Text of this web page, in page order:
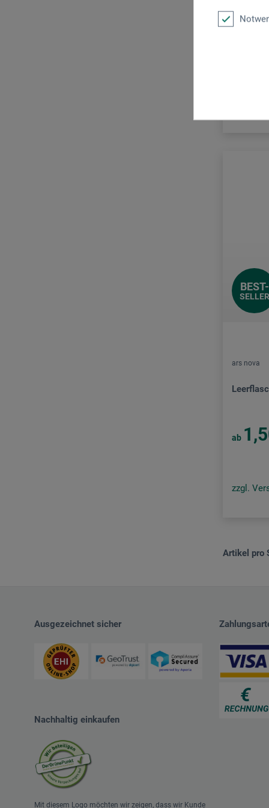
BEST-
SELLER
ars nova
ab
zzgl.
Artikel pro
Ausgezeichnet sicher
Nachhaltig einkaufen
Mit diesem Logo möchten wir zeigen, dass wir Kunde